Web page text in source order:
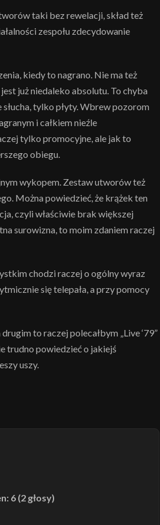
taki bez rewelacji, skład też
zespołu zdecydowanie
kiedy to nagrano. Nie ma też
już niedaleko absolutu. To chyba
tylko płyty. Wbrew pozorom
i całkiem nieźle
tylko promocyjne, ale jak to
obiegu.
wykopem. Zestaw utworów też
Można powiedzieć, że krążek ten
czyli właściwie brak większej
surowizna, to moim zdaniem raczej
chodzi raczej o ogólny wyraz
się telepała, a przy pomocy
to raczej polecałbym „Live ‘79”
trudno powiedzieć o jakiejś
uszy.
6 (2 głosy)